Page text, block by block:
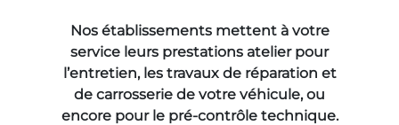
Nos établissements mettent à votre
service leurs prestations atelier pour
l’entretien, les travaux de réparation et
de carrosserie de votre véhicule, ou
encore pour le pré-contrôle technique.